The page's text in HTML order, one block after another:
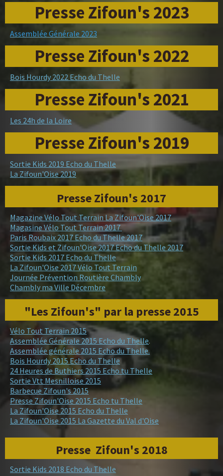
Presse Zifoun's 2023
Assemblée Générale 2023
Presse Zifoun's 2022
Bois Hourdy 2022 Echo du Thelle
Presse Zifoun's 2021
Les 24h de la Loire
Presse Zifoun's 2019
Sortie Kids 2019 Echo du Thelle
La Zifoun'Oise 2019
Presse Zifoun's 2017
Magazine Vélo Tout Terrain La Zifoun'Oise 2017
Magasine Vélo Tout Terrain 2017
Paris Roubaix 2017 Echo du Thelle 2017
Sortie Kids et Zifoun'Oise 2017 Echo du Thelle 2017
Sortie Kids 2017 Echo du Thelle
La Zifoun'Oise 2017 Vélo Tout Terrain
Journée Prévention Routière Chambly
Chambly ma Ville Décembre
"Les Zifoun's" par la presse 2015
Vélo Tout Terrain 2015
Assemblée Générale 2015 Echo du Thelle.
Assemblée générale 2015 Echo du Thelle.
Bois Hourdy 2015 Echo du Thelle
24 Heures de Buthiers 2015 Echo tu Thelle
Sortie Vtt Mesnilloise 2015
Barbecue Zifoun's 2015
Presse Zifoun'Oise 2015 Echo tu Thelle
La Zifoun'Oise 2015 Echo du Thelle
La Zifoun'Oise 2015 La Gazette du Val d'Oise
Presse Zifoun's 2018
Sortie Kids 2018 Echo du Thelle